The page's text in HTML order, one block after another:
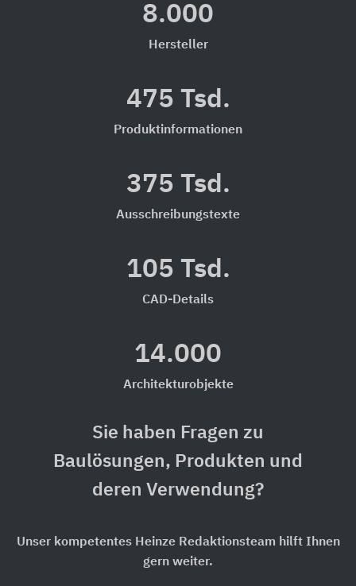
8.000
Hersteller
475 Tsd.
Produktinformationen
375 Tsd.
Ausschreibungstexte
105 Tsd.
CAD-Details
14.000
Architekturobjekte
Sie haben Fragen zu
Baulösungen, Produkten und
deren Verwendung?
Unser kompetentes Heinze Redaktionsteam hilft Ihnen
gern weiter.